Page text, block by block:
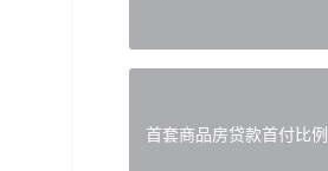
首套商品房贷款首付比例